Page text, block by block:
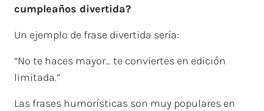
cumpleaños divertida?
Un ejemplo de frase divertida sería:
“No te haces mayor… te conviertes en edición
limitada.”
Las frases humorísticas son muy populares en